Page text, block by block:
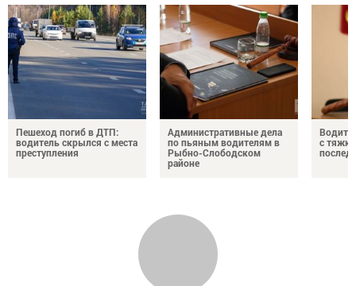
Пешеход погиб в ДТП:
водитель скрылся с места
преступления
Административные дела
по пьяным водителям в
Рыбно-Слободском
районе
с